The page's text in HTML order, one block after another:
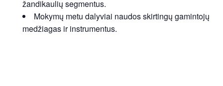
žandikaulių segmentus.
Mokymų metu dalyviai naudos skirtingų gamintojų
medžiagas ir instrumentus.